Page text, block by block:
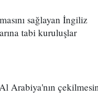
sağlayan İngiliz
tabi kuruluşlar
Arabiya'nın